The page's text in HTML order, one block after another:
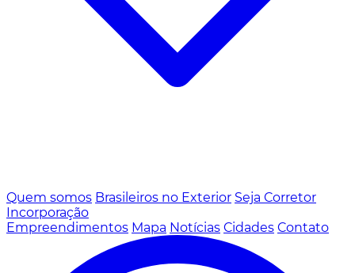
Quem somos Brasileiros no Exterior Seja Corretor
Incorporação
Empreendimentos Mapa Notícias Cidades Contato